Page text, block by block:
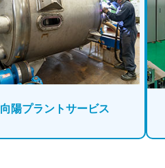
向陽プラントサービス